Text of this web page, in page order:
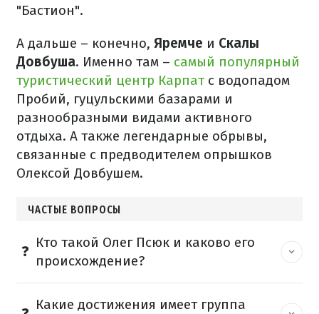
"Бастион".
А дальше – конечно, Яремче и Скалы
Довбуша. Именно там – самый популярный
туристический центр Карпатс водопадом
Пробий, гуцульскими базарами и
разнообразными видами активного
отдыха. А также легендарные обрывы,
связанные с предводителем опрышков
Олексой Довбушем.
ЧАСТЫЕ ВОПРОСЫ
Кто такой Олег Псюк и каково его
происхождение?
Какие достижения имеет группа